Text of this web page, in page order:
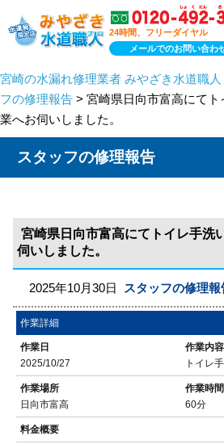
24時間、フリーダイヤル
メールでのお問い合わ
宮崎の水漏れ修理業者 みやざき水道職
フの修理報告 > 宮崎県日向市富高にて
業へお伺いしました。
スタッフの修理報告
宮崎県日向市富高にてトイレ手洗
伺いしました。
2025年10月30日 スタッフの修理報
作業詳細
作業日
2025/10/27
作業内容
トイレ
作業場所
日向市富高
作業時間
60分
料金概要